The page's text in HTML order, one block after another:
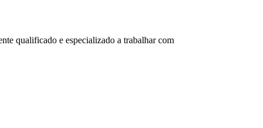
qualificado e especializado a trabalhar com